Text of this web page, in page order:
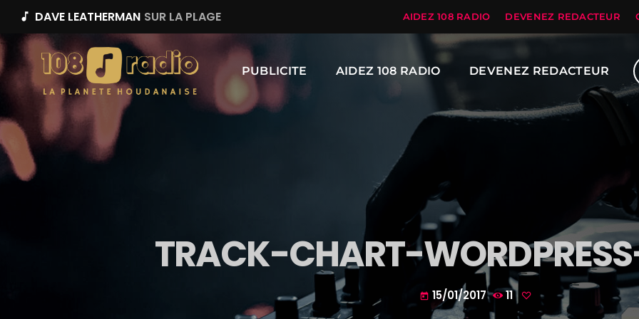
music_note DAVE LEATHERMAN SUR LA PLAGE AIDEZ 108 RADIO DEVENEZ REDACTEUR
PUBLICITE AIDEZ 108 RADIO DEVENEZ REDACTEUR
TRACK-CHART-
today 15/01/2017 11